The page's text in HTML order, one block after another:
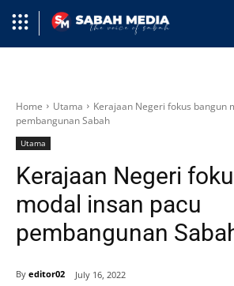
Home Utama
Kerajaan Negeri fokus bangun
pembangunan Sabah
Utama
Kerajaan Negeri
modal insan pacu
pembangunan
By editor02 July 16, 2022